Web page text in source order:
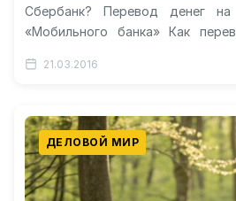
Сбербанк? Перевод денег
«Мобильного банка» Как
21.03.2016
ДЕЛОВОЙ МИР